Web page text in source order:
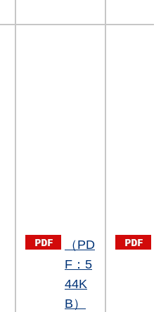
（PD
F：5
44K
B）